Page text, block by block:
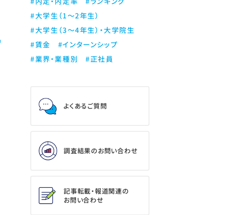
#大学生（1～2年生）
#大学生（3～4年生）・大学院生
#賃金
#インターンシップ
#業界・業種別
#正社員
よくあるご質問
調査結果のお問い合わせ
記事転載・報道関連の
お問い合わせ